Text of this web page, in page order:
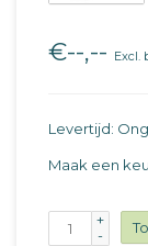
€--,-- Excl.
Levertijd:
Maak een
+
-